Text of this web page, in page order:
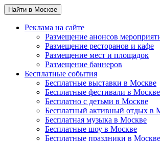
Найти в Москве
Реклама на сайте
Размещение анонсов
Размещение ресторанов и кафе
Размещение мест и площадок
Размещение баннеров
Бесплатные события
Бесплатные выставки в Москве
Бесплатные фестивали в Москве
Бесплатно с детьми в Москве
Бесплатный активный отдых в
Бесплатная музыка в Москве
Бесплатные шоу в Москве
Бесплатные праздники в Москве